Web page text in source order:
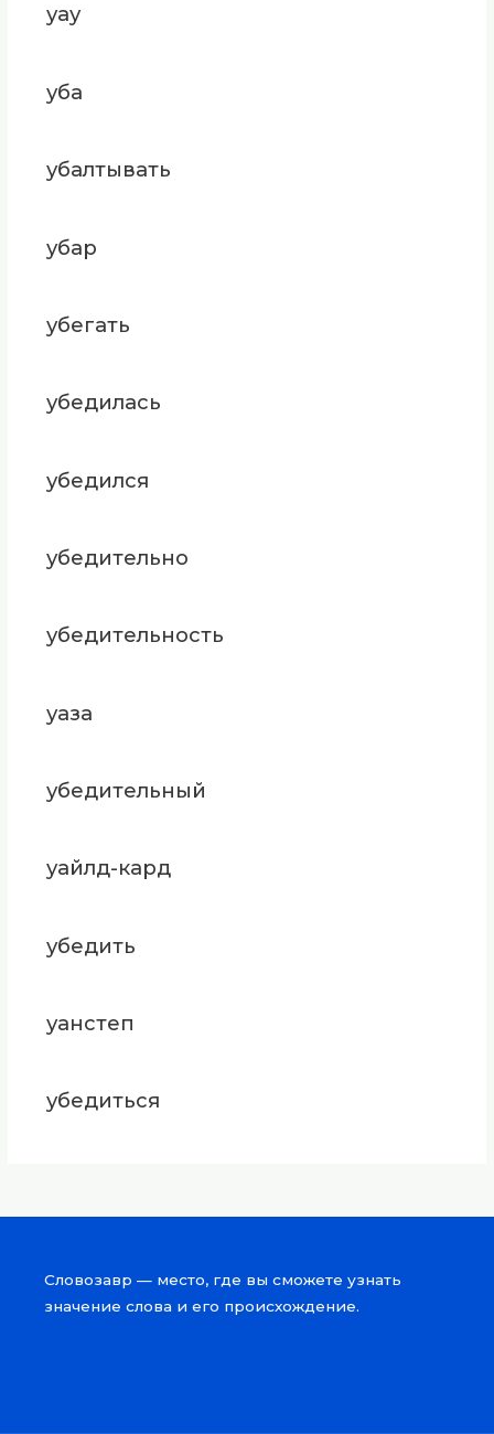
уау
уба
убалтывать
убар
убегать
убедилась
убедился
убедительно
убедительность
уаза
убедительный
уайлд-кард
убедить
уанстеп
убедиться
Словозавр — место, где вы сможете узнать
значение слова и его происхождение.